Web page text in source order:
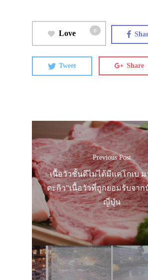
Love 0
Tweet Share
Previous Post
เนื้อวัวชั้นดีไม่ได้มีแค่โกเบ
ดะกิว"เนื้อวัวที่ถูกยอมรับจา
ญี่ปุ่น